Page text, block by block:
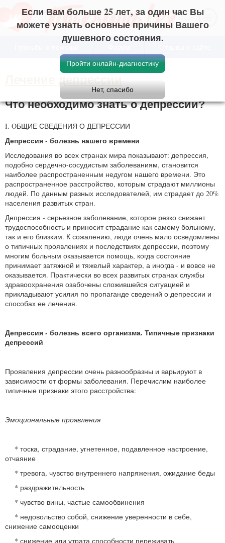
Если Вам больше 25 лет, за один час Вы
можете узнать основные причины Вашего
душевного состояния.
Лечение депрессии
Что необходимо знать о депрессии?
I. OБЩИЕ СВЕДЕНИЯ О ДЕПРЕССИИ
Депрессия - болезнь нашего времени
Исследования во всех странах мира показывают: депрессия,
подобно сердечно-сосудистым заболеваниям, становится
наиболее распространенным недугом нашего времени. Это
распространенное расстройство, которым страдают миллионы
людей. По данным разных исследователей, им страдает до 20%
населения развитых стран.
Депрессия - серьезное заболевание, которое резко снижает
трудоспособность и приносит страдание как самому больному,
так и его близким. К сожалению, люди очень мало осведомлены
о типичных проявлениях и последствиях депрессии, поэтому
многим больным оказывается помощь, когда состояние
принимает затяжной и тяжелый характер, а иногда - и вовсе не
оказывается. Практически во всех развитых странах службы
здравоохранения озабочены сложившейся ситуацией и
прикладывают усилия по пропаганде сведений о депрессии и
способах ее лечения.
Депрессия - болезнь всего организма. Типичные признаки
депрессий
Проявления депрессии очень разнообразны и варьируют в
зависимости от формы заболевания. Перечислим наиболее
типичные признаки этого расстройства:
Эмоциональные проявления
* тоска, страдание, угнетенное, подавленное настроение,
отчаяние
* тревога, чувство внутреннего напряжения, ожидание беды
* раздражительность
* чувство вины, частые самообвинения
* недовольство собой, снижение уверенности в себе,
снижение самооценки
* снижение или утрата способности переживать